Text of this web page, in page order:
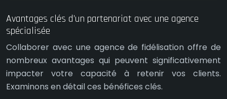
Avantages clés d’un partenariat avec une agence
spécialisée
Collaborer avec une agence de fidélisation offre de
nombreux avantages qui peuvent significativement
impacter votre capacité à retenir vos clients.
Examinons en détail ces bénéfices clés.